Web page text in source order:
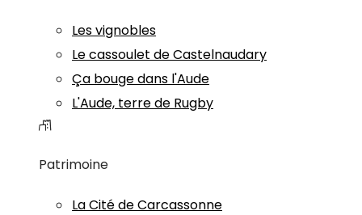
Les vignobles
Le cassoulet de Castelnaudary
Ça bouge dans l'Aude
L'Aude, terre de Rugby
Patrimoine
La Cité de Carcassonne